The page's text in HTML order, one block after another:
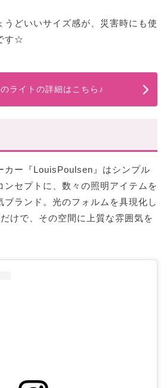
うどいいサイズ感が、災害時にも使
す☆
のライトの詳細はこちら♪
カー『LouisPoulsen』はシンプル
ンセプトに、数々の照明アイテムを
ブランド。光のフォルムを具現化し
けで、その空間に上質な雰囲気を